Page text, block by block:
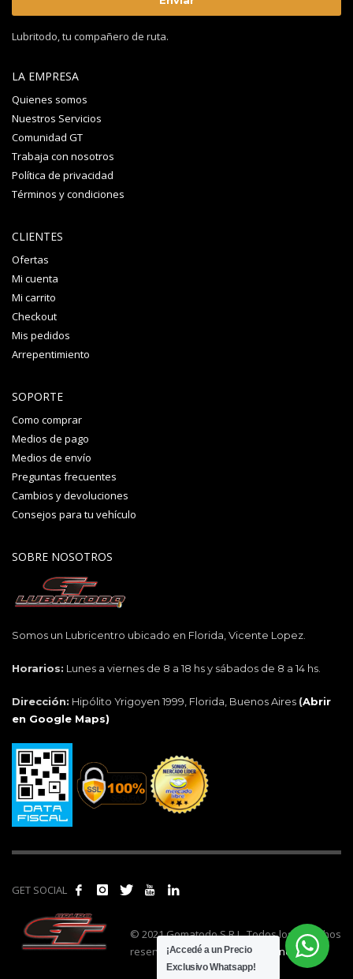
Lubritodo, tu compañero de ruta.
LA EMPRESA
Quienes somos
Nuestros Servicios
Comunidad GT
Trabaja con nosotros
Política de privacidad
Términos y condiciones
CLIENTES
Ofertas
Mi cuenta
Mi carrito
Checkout
Mis pedidos
Arrepentimiento
SOPORTE
Como comprar
Medios de pago
Medios de envío
Preguntas frecuentes
Cambios y devoluciones
Consejos para tu vehículo
SOBRE NOSOTROS
Somos un Lubricentro ubicado en Florida, Vicente Lopez.
Horarios: Lunes a viernes de 8 a 18 hs y sábados de 8 a 14 hs.
Dirección: Hipólito Yrigoyen 1999, Florida, Buenos Aires (Abrir
en Google Maps)
GET SOCIAL
© 2021 Gomatodo S.R.L. Todos los derechos
reservados. | Realizado por
cónclave.
¡Accedé a un Precio
Exclusivo Whatsapp!